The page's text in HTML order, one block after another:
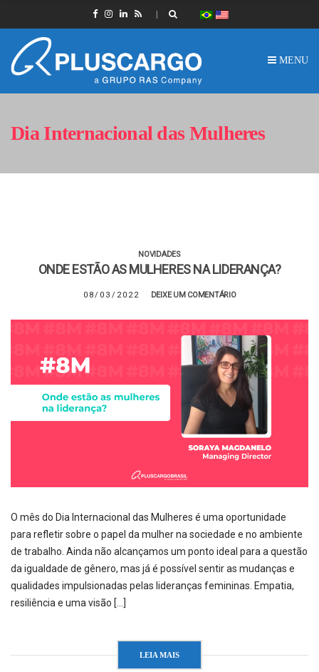
MENU
Dia Internacional das Mulheres
NOVIDADES
ONDE ESTÃO AS MULHERES NA LIDERANÇA?
08/03/2022 DEIXE UM COMENTÁRIO
O mês do Dia Internacional das Mulheres é uma oportunidade
para refletir sobre o papel da mulher na sociedade e no ambiente
de trabalho. Ainda não alcançamos um ponto ideal para a questão
da igualdade de gênero, mas já é possível sentir as mudanças e
qualidades impulsionadas pelas lideranças femininas. Empatia,
resiliência e uma visão […]
LEIA MAIS